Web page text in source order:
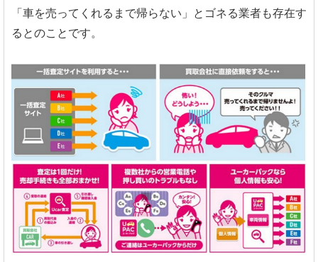
「車を売ってくれるまで帰らない」とゴネる業者も存在す
るとのことです。